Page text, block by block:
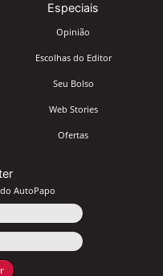
Especiais
Opinião
Escolhas do Editor
Seu Bolso
Web Stories
Ofertas
AutoPapo